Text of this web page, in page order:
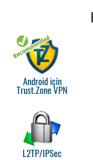
Android için
Trust.Zone VPN
L2TP/IPSec